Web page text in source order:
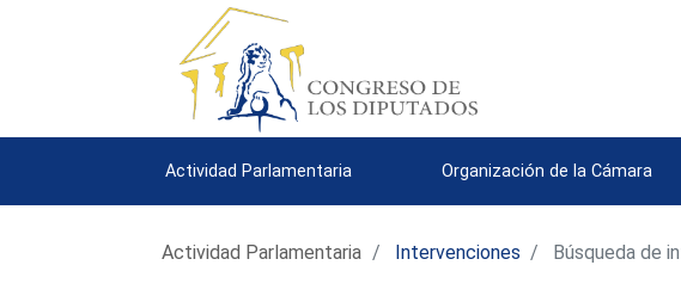
Actividad Parlamentaria Organización de la Cámara
Actividad Parlamentaria Intervenciones Búsqueda de